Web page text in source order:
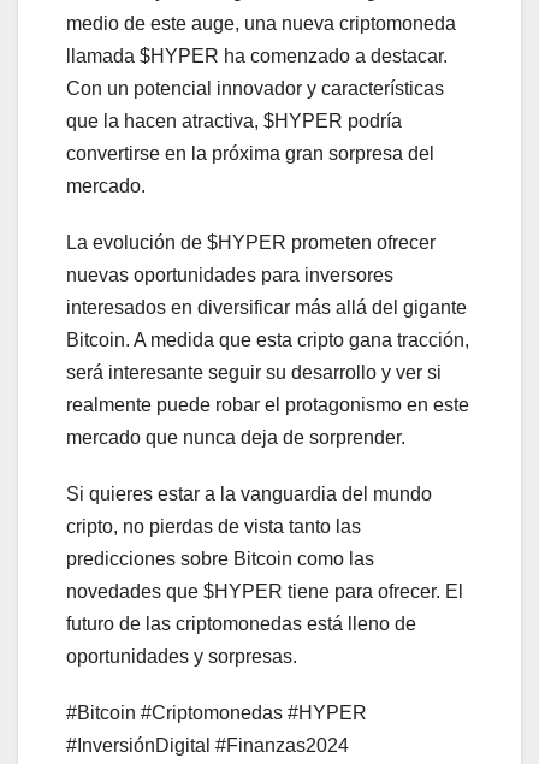
medio de este auge, una nueva criptomoneda
llamada $HYPER ha comenzado a destacar.
Con un potencial innovador y características
que la hacen atractiva, $HYPER podría
convertirse en la próxima gran sorpresa del
mercado.
La evolución de $HYPER prometen ofrecer
nuevas oportunidades para inversores
interesados en diversificar más allá del gigante
Bitcoin. A medida que esta cripto gana tracción,
será interesante seguir su desarrollo y ver si
realmente puede robar el protagonismo en este
mercado que nunca deja de sorprender.
Si quieres estar a la vanguardia del mundo
cripto, no pierdas de vista tanto las
predicciones sobre Bitcoin como las
novedades que $HYPER tiene para ofrecer. El
futuro de las criptomonedas está lleno de
oportunidades y sorpresas.
#Bitcoin #Criptomonedas #HYPER
#InversiónDigital #Finanzas2024